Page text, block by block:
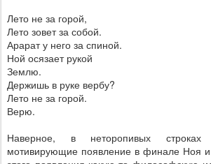
Лето не за горой,
Лето зовет за собой.
Арарат у него за спиной.
Ной осязает рукой
Землю.
Держишь в руке вербу?
Лето не за горой.
Верю.
Наверное, в неторопивых
мотивирующие появление в финале Ноя